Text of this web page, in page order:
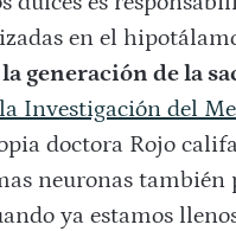
en el
generación de la
Investigación del
doctora Rojo
neuronas también
ya estamos